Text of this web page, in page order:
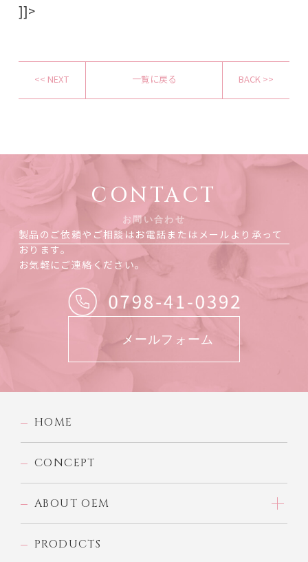
]]>
<< NEXT 一覧に戻る BACK >>
CONTACT
お問い合わせ
製品のご依頼やご相談はお電話またはメールより承って
おります。
お気軽にご連絡ください。
メールフォーム
HOME
CONCEPT
ABOUT OEM
PRODUCTS